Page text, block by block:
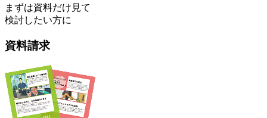
まずは資料だけ見て
検討したい方に
資料請求